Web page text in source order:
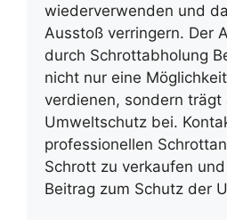
wiederverwenden und
Ausstoß verringern. Der
durch Schrottabholung
nicht nur eine
verdienen, sondern trägt
Umweltschutz bei.
professionellen
Schrott zu verkaufen
Beitrag zum Schutz der